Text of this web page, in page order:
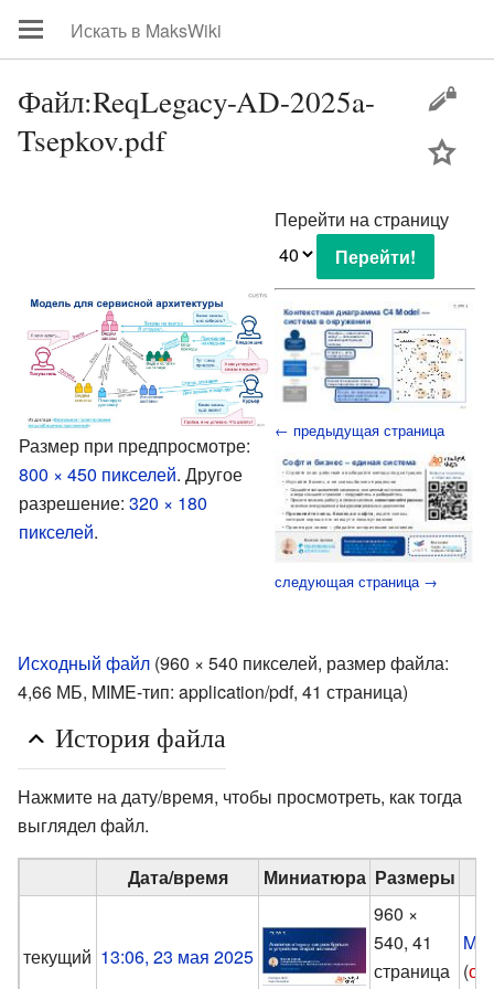
Файл:ReqLegacy-AD-2025a-
Tsepkov.pdf
Размер при предпросмотре:
800 × 450 пикселей. Другое
разрешение: 320 × 180
пикселей.
Перейти на страницу
← предыдущая страница
следующая страница →
Исходный файл (960 × 540 пикселей, размер файла:
4,66 МБ, MIME-тип: application/pdf, 41 страница)
История файла
Нажмите на дату/время, чтобы просмотреть, как тогда
выглядел файл.
Дата/время Миниатюра Размеры
текущий 13:06, 23 мая 2025
960 ×
540, 41
страница (